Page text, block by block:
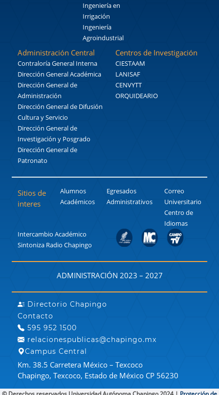
Ingeniería en
Irrigación
Ingeniería
Agroindustrial
Administración Central
Contraloría General Interna
Dirección General Académica
Dirección General de
Administración
Dirección General de Difusión
Cultura y Servicio
Dirección General de
Investigación y Posgrado
Dirección General de
Patronato
Centros de Investigación
CIESTAAM
LANISAF
CENVYTT
ORQUIDEARIO
Sitios de
interes
Alumnos
Académicos
Egresados
Administrativos
Correo
Universitario
Centro de
Idiomas
Intercambio Académico
Sintoniza Radio Chapingo
ADMINISTRACIÓN 2023 – 2027
Directorio Chapingo
Contacto
595 952 1500
relacionespublicas@chapingo.mx
Campus Central
Km. 38.5 Carretera México – Texcoco
Chapingo, Texcoco, Estado de México CP 56230